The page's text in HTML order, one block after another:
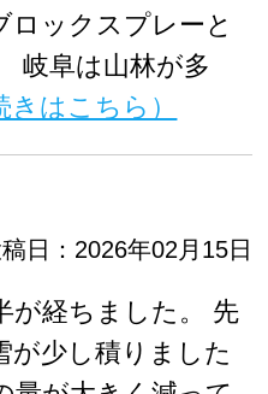
ロックスプレーと
岐阜は山林が多
きはこちら）
日：2026年02月15日
が経ちました。 先
が少し積りました